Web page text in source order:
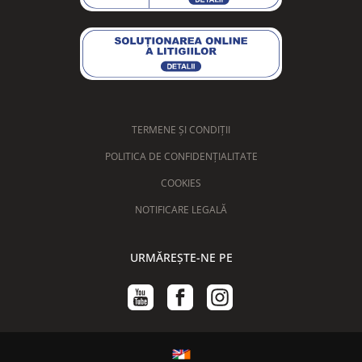
TERMENE ȘI CONDIȚII
POLITICA DE CONFIDENȚIALITATE
COOKIES
NOTIFICARE LEGALĂ
URMĂREȘTE-NE PE